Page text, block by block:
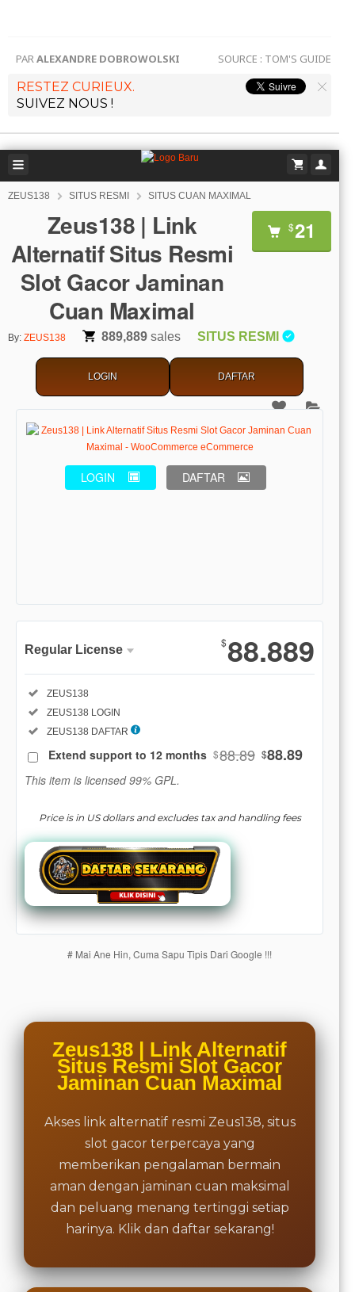
SOURCE : TOM'S GUIDE
PARALEXANDRE DOBROWOLSKI
RESTEZ CURIEUX.
SUIVEZ NOUS !
ZEUS138 SITUS RESMI SITUS CUAN MAXIMAL
Zeus138 | Link
Alternatif Situs Resmi
Slot Gacor Jaminan
Cuan Maximal
$21
By: ZEUS138 889,889 sales SITUS RESMI
LOGIN DAFTAR
LOGIN DAFTAR
Show More
Regular License
Regular
License
SELECTED
$ 88
Use, by
you or
a single
end
product
which
end
users
are not
for. The
the item
price
and a
buyer
View
$88.889
Included:
ZEUS138
Included:
ZEUS138 LOGIN
Included:
ZEUS138 DAFTAR
Extend support to 12 months $88.89 $88.89
This item is licensed 99% GPL.
Price is in US dollars and excludes tax and handling fees
# Mai Ane Hin, Cuma Sapu Tipis Dari Google !!!
Zeus138 | Link Alternatif
Situs Resmi Slot Gacor
Jaminan Cuan Maximal
Akses link alternatif resmi Zeus138, situs
slot gacor terpercaya yang
memberikan pengalaman bermain
aman dengan jaminan cuan maksimal
dan peluang menang tertinggi setiap
harinya. Klik dan daftar sekarang!